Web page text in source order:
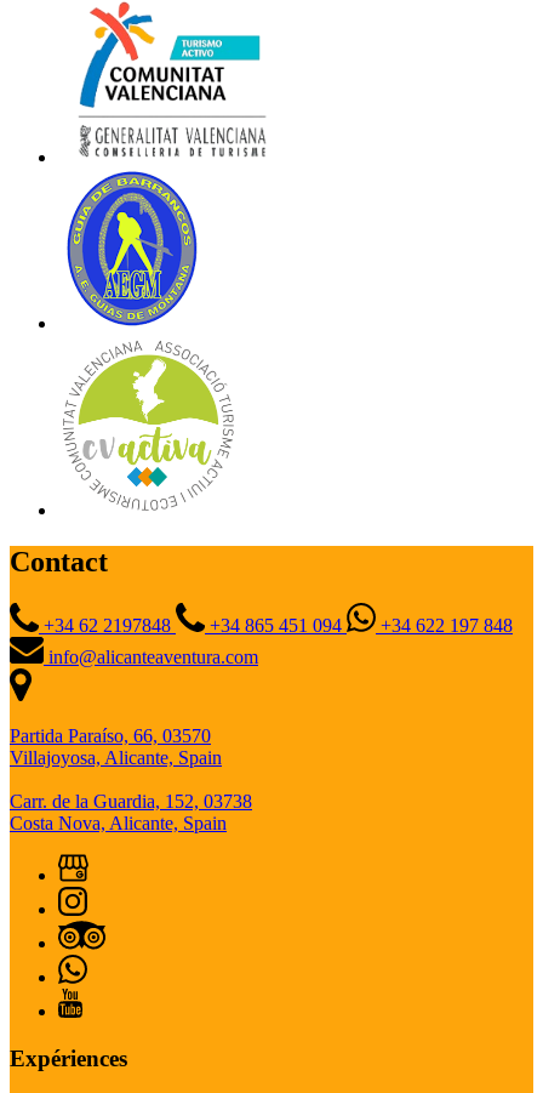
Contact
+34 62 2197848 +34 865 451 094
+34 622 197 848
info@alicanteaventura.com
Partida Paraíso, 66, 03570
Villajoyosa, Alicante, Spain
Carr. de la Guardia, 152, 03738
Costa Nova, Alicante, Spain
Expériences